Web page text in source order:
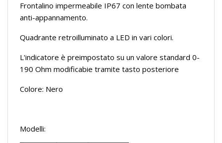
Frontalino impermeabile IP67 con lente bombata
anti-appannamento.
Quadrante retroilluminato a LED in vari colori.
L'indicatore è preimpostato su un valore standard 0-
190 Ohm modificabie tramite tasto posteriore
Colore: Nero
Modelli: